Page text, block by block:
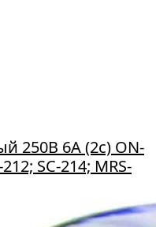
250В 6А (2с) ON-
SC-214; MRS-